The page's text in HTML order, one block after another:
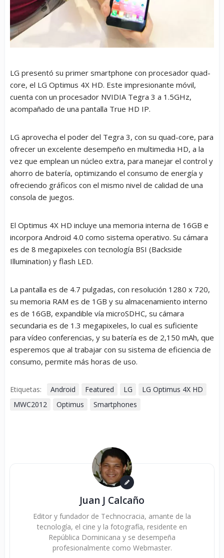
LG presentó su primer smartphone con procesador quad-
core, el LG Optimus 4X HD. Este impresionante móvil,
cuenta con un procesador NVIDIA Tegra 3 a 1.5GHz,
acompañado de una pantalla True HD IP.
LG aprovecha el poder del Tegra 3, con su quad-core, para
ofrecer un excelente desempeño en multimedia HD, a la
vez que emplean un núcleo extra, para manejar el control y
ahorro de batería, optimizando el consumo de energía y
ofreciendo gráficos con el mismo nivel de calidad de una
consola de juegos.
El Optimus 4X HD incluye una memoria interna de 16GB e
incorpora Android 4.0 como sistema operativo. Su cámara
es de 8 megapixeles con tecnología BSI (Backside
Illumination) y flash LED.
La pantalla es de 4.7 pulgadas, con resolución 1280 x 720,
su memoria RAM es de 1GB y su almacenamiento interno
es de 16GB, expandible vía microSDHC, su cámara
secundaria es de 1.3 megapixeles, lo cual es suficiente
para vídeo conferencias, y su batería es de 2,150 mAh, que
esperemos que al trabajar con su sistema de eficiencia de
consumo, permite más horas de uso.
Etiquetas: Android Featured LG
LG Optimus 4X HD
MWC2012
Optimus Smartphones
Juan J Calcaño
Editor y fundador de Technocracia, amante de la
tecnología, el cine y la fotografía, residente en
República Dominicana y se desempeña
profesionalmente como Webmaster.